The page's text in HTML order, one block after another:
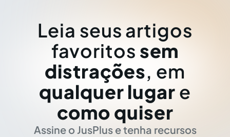
Leia seus artigos
favoritos sem
distrações, em
qualquer lugar e
como quiser
Assine o JusPlus e tenha recursos